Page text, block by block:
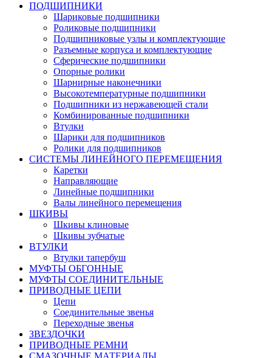
ПОДШИПНИКИ
Шариковые подшипники
Роликовые подшипники
Подшипниковые узлы и комплектующие
Разъемные корпуса и комплектующие
Сферические подшипники
Опорные ролики
Шарнирные наконечники
Высокотемпературные подшипники
Подшипники из нержавеющей стали
Комбинированные подшипники
Втулки
Шарики для подшипников
Ролики для подшипников
СИСТЕМЫ ЛИНЕЙНОГО ПЕРЕМЕЩЕНИЯ
Каретки
Направляющие
Линейные подшипники
Валы линейного перемещения
ШКИВЫ
Шкивы клиновые
Шкивы зубчатые
ВТУЛКИ
Втулки тапербуш
МУФТЫ ОБГОННЫЕ
МУФТЫ СОЕДИНИТЕЛЬНЫЕ
ПРИВОДНЫЕ ЦЕПИ
Цепи
Соединительные звенья
Переходные звенья
ЗВЕЗДОЧКИ
ПРИВОДНЫЕ РЕМНИ